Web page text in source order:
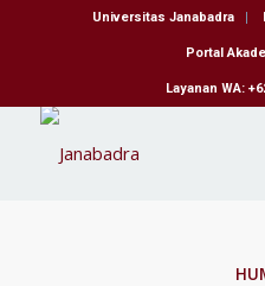
Universitas Janabadra
Portal
Layanan WA: